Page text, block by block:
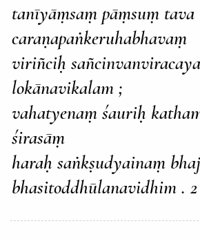
tanīyāṃsaṃ pāṃsuṃ tava
caraṇapaṅkeruhabhavaṃ
viriñciḥ
lokānavikalam ;
vahatyenaṃ śauriḥ
śirasāṃ
haraḥ saṅkṣudyainaṃ
bhasitoddhūlanavidhim .